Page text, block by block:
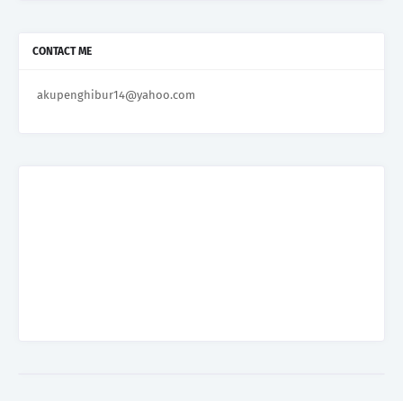
CONTACT ME
akupenghibur14@yahoo.com